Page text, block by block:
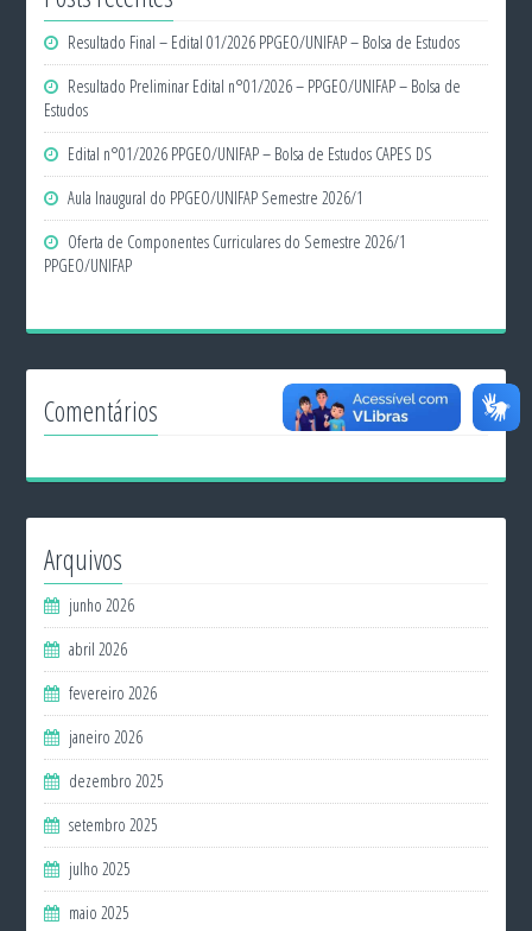
Resultado Final – Edital 01/2026 PPGEO/UNIFAP – Bolsa de Estudos
Resultado Preliminar Edital n°01/2026 – PPGEO/UNIFAP – Bolsa de
Estudos
Edital n°01/2026 PPGEO/UNIFAP – Bolsa de Estudos CAPES DS
Aula Inaugural do PPGEO/UNIFAP Semestre 2026/1
Oferta de Componentes Curriculares do Semestre 2026/1
PPGEO/UNIFAP
Comentários
Arquivos
junho 2026
abril 2026
fevereiro 2026
janeiro 2026
dezembro 2025
setembro 2025
julho 2025
maio 2025